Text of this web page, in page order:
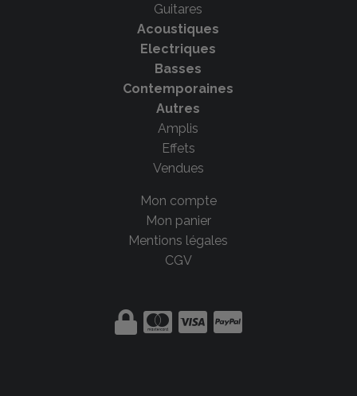
Guitares
Acoustiques
Electriques
Basses
Contemporaines
Autres
Amplis
Effets
Vendues
Mon compte
Mon panier
Mentions légales
CGV